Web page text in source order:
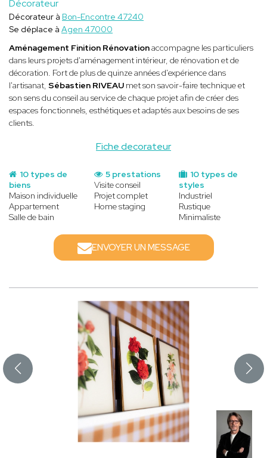
Décorateur
Fiche decorateur
Décorateur à Bon-Encontre 47240
Se déplace à Agen 47000
Aménagement Finition Rénovationaccompagne les particuliers
dans leurs projets d'aménagement intérieur, de rénovation et de
décoration. Fort de plus de quinze années d'expérience dans
l'artisanat, Sébastien RIVEAU met son savoir-faire technique et
son sens du conseil au service de chaque projet afin de créer des
espaces fonctionnels, esthétiques et adaptés aux besoins de ses
clients.
10 types de
biens
Maison individuelle
Appartement
Salle de bain
10 types de
styles
Industriel
Rustique
Minimaliste
5 prestations
Visite conseil
Projet complet
Home staging
ENVOYER UN MESSAGE